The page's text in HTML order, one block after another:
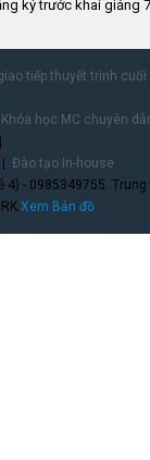
ký trước khai giảng
tiếp thuyết trình
Khóa học MC chuyên
Đào tạo In-house
4) - 0985349755.
Xem Bản đồ